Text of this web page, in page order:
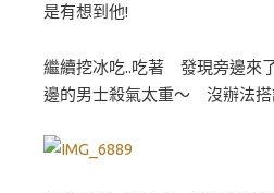
是有想到他!
繼續挖冰吃..吃著 發現旁邊來
邊的男士殺氣太重～ 沒辦法